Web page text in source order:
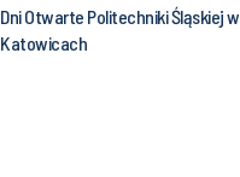
Dni Otwarte Politechniki Śląskiej w
Katowicach